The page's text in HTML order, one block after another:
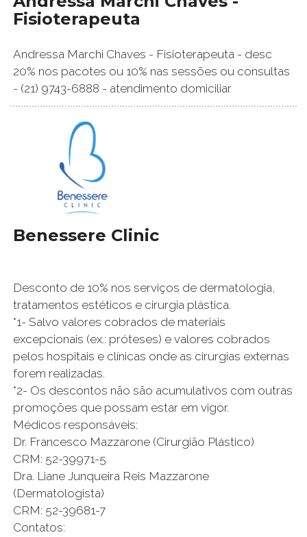
Fisioterapeuta
Andressa Marchi Chaves - Fisioterapeuta - desc
20% nos pacotes ou 10% nas sessões ou consultas
- (21) 9743-6888 - atendimento domiciliar
Benessere Clinic
Desconto de 10% nos serviços de dermatologia,
tratamentos estéticos e cirurgia plástica.
*1- Salvo valores cobrados de materiais
excepcionais (ex.: próteses) e valores cobrados
pelos hospitais e clínicas onde as cirurgias externas
forem realizadas.
*2- Os descontos não são acumulativos com outras
promoções que possam estar em vigor.
Médicos responsáveis:
Dr. Francesco Mazzarone (Cirurgião Plástico)
CRM: 52-39971-5
Dra. Liane Junqueira Reis Mazzarone
(Dermatologista)
CRM: 52-39681-7
Contatos: